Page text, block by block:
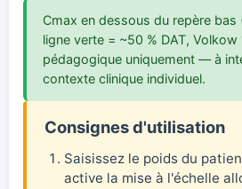
Cmax en dessous du repère
ligne verte = ~50 % DAT, Volkow
pédagogique uniquement — à
contexte clinique individuel.
Consignes d'utilisation
Saisissez le poids du
active la mise à l'échelle